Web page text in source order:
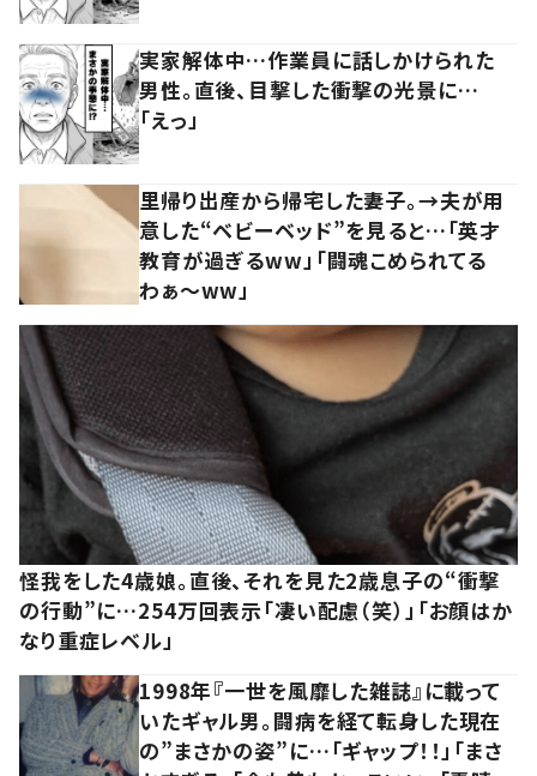
実家解体中…作業員に話しかけられた
男性。直後、目撃した衝撃の光景に…
「えっ」
里帰り出産から帰宅した妻子。→夫が用
意した“ベビーベッド”を見ると…「英才
教育が過ぎるww」「闘魂こめられてる
わぁ～ww」
怪我をした4歳娘。直後、それを見た2歳息子の“衝撃
の行動”に…254万回表示「凄い配慮（笑）」「お顔はか
なり重症レベル」
1998年『一世を風靡した雑誌』に載って
いたギャル男。闘病を経て転身した現在
の”まさかの姿”に…「ギャップ！！」「まさ